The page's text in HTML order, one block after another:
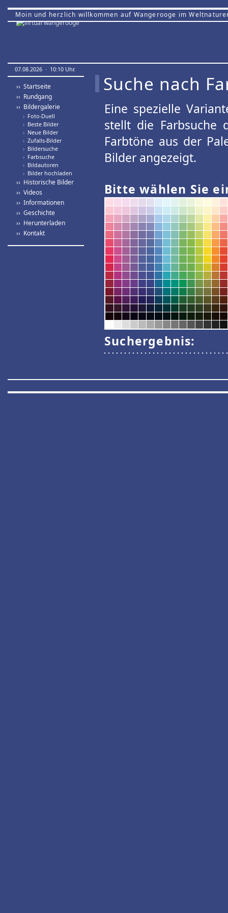
Moin und herzlich willkommen auf Wangerooge im
07.08.2026 · 10:10 Uhr.
›› Startseite
›› Rundgang
›› Bildergalerie
› Foto-Duell
› Beste Bilder
› Neue Bilder
› Zufalls-Bilder
› Bildersuche
› Farbsuche
› Bildautoren
› Bilder hochladen
›› Historische Bilder
›› Videos
›› Informationen
›› Geschichte
›› Herunterladen
›› Kontakt
Suche nach
Eine spezielle
stellt die Farbsuche
Farbtöne aus der
Bilder angezeigt.
Bitte wählen Sie
Suchergebnis: